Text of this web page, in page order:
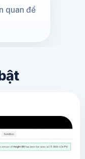
quan để